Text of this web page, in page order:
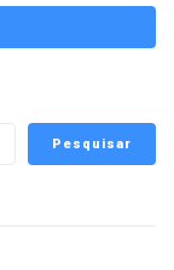
Pesquisar